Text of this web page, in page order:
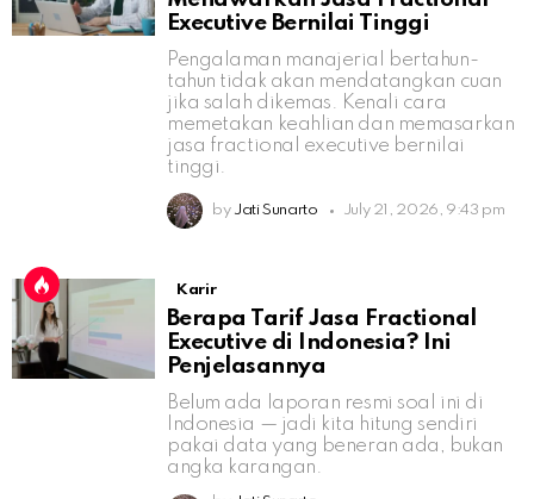
Executive Bernilai Tinggi
Pengalaman manajerial bertahun-
tahun tidak akan mendatangkan cuan
jika salah dikemas. Kenali cara
memetakan keahlian dan memasarkan
jasa fractional executive bernilai
tinggi.
by Jati Sunarto July 21, 2026, 9:43 pm
Karir
Berapa Tarif Jasa Fractional
Executive di Indonesia? Ini
Penjelasannya
Belum ada laporan resmi soal ini di
Indonesia — jadi kita hitung sendiri
pakai data yang beneran ada, bukan
angka karangan.